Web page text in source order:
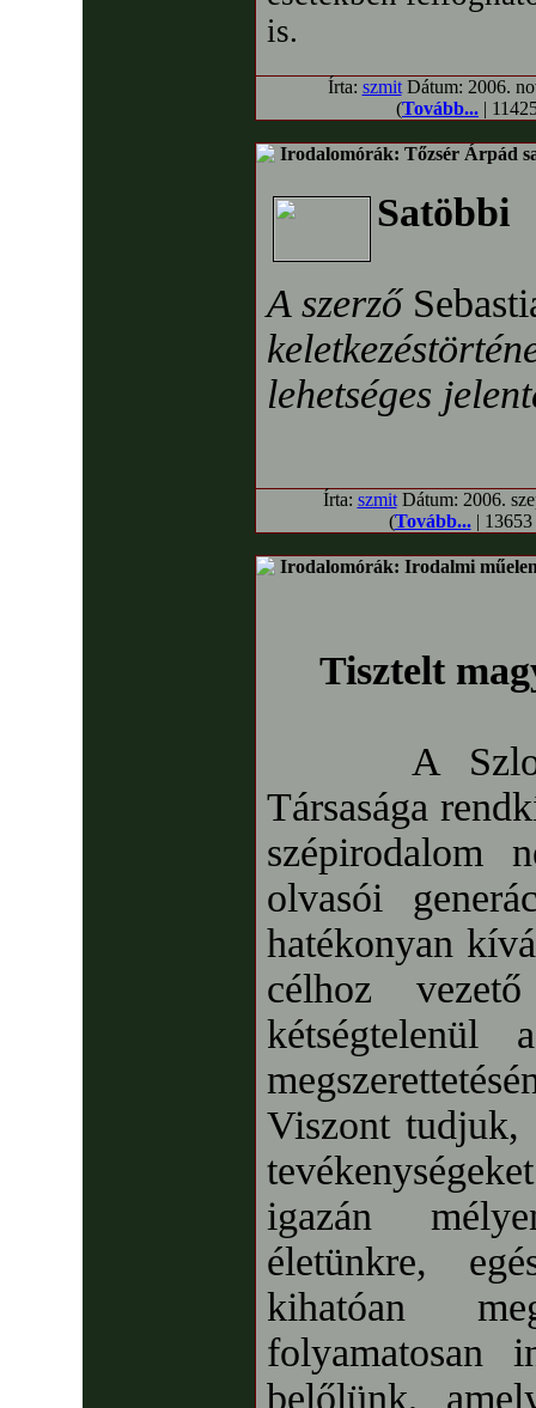
is.
Írta: szmitDátum: 2006.
(Tovább... |
Irodalomórák: Tőzsér Árpád
Satöbbi
A szerző
lehetséges
Írta: szmitDátum: 2006.
(Tovább...| 13653
Irodalomórák: Irodalmi
Tisztelt
A
Társasága
szépirodalom
olvasói
hatékonyan
célhoz
kétségtelenül
Viszont tudjuk,
igazán
életünkre,
kihatóan
folyamatosan
belőlünk,